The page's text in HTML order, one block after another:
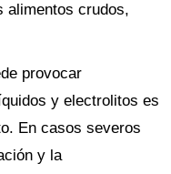
alimentos crudos,
provocar
y electrolitos es
En casos severos
y la